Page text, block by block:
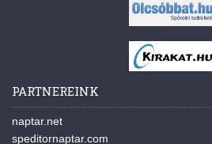
PARTNEREINK
naptar.net
speditornaptar.com